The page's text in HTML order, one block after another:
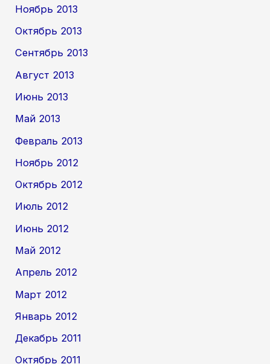
Ноябрь 2013
Октябрь 2013
Сентябрь 2013
Август 2013
Июнь 2013
Май 2013
Февраль 2013
Ноябрь 2012
Октябрь 2012
Июль 2012
Июнь 2012
Май 2012
Апрель 2012
Март 2012
Январь 2012
Декабрь 2011
Октябрь 2011